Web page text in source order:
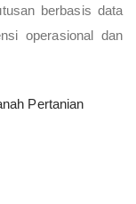
berbasis data
operasional dan
Pertanian